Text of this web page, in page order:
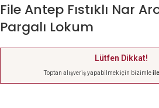
File Antep Fıstıklı Nar
Pargalı Lokum
Lütfen Dikkat!
Toptan alışveriş yapabilmek için bizimle